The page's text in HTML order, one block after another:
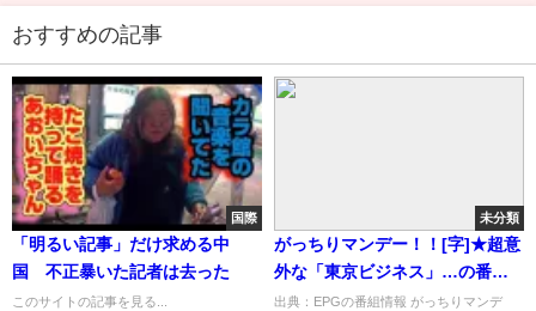
おすすめの記事
国際
「明るい記事」だけ求める中
国 不正暴いた記者は去った
このサイトの記事を見る...
未分類
がっちりマンデー！！[字]★超意
外な「東京ビジネス」…の番組
内容解析まとめ
出典：EPGの番組情報 がっちりマンデ